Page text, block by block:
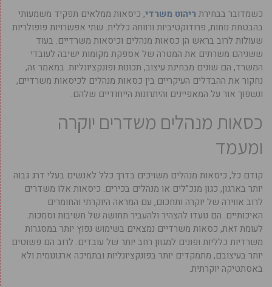
כשמדובר בבחירת ריהוט משרדי, כיסאות ממלאים תפקיד משמעותי
בהבטחת נוחות, פרודוקטיביות ורווחה כללית. שתי אפשרויות פופולריות
שעולות לרוב בראש הן כסאות מנהלים וכיסאות משרדיים. בעוד
ששניהם משרתים את המטרה של אספקת מקומות ישיבה לעובדי
המשרד, הם שונים מבחינת עיצוב, תכונות ופונקציונליות. במאמר זה,
נחקור את ההבדלים העיקריים בין כסאות מנהלים לכיסאות משרדיים,
ונשפוך אור על המאפיינים והיתרונות הייחודיים שלהם.
כסאות מנהלים משדרים יוקרה
ומעמד
קודם כל, כיסאות מנהלים משויכים בדרך כלל לאנשים בעלי דרג גבוה
יותר בארגון, כגון מנכ”לים או מנהלים בכירים. כיסאות אלו משדרים
לרוב אווירה של יוקרה ותחכום, עם המראה היוקרתי והחומרים
האיכותיים. הם נועדו להצהיר ולהעביר תחושה של חשיבות וסמכות.
לעומת זאת, כסאות משרדיים נמצאים בשימוש נפוץ יותר במסגרות
משרדיות כלליות ופונים למגוון רחב יותר של עובדים. לרוב הם פשוטים
יותר בעיצובם, מתמקדים יותר בפונקציונליות ובתמיכה ארגונומית ולא
באסתטיקה יוקרתית.